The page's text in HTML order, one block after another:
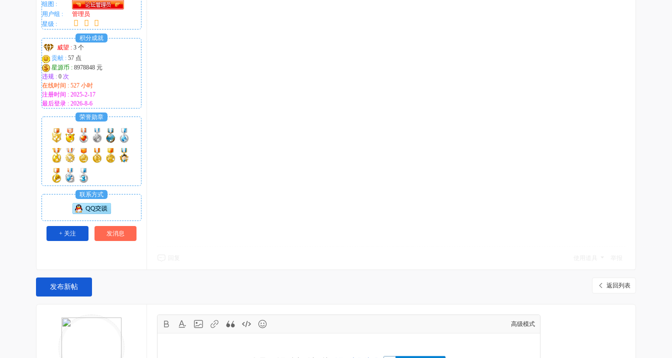
组图 :
用户组 :
管理员
星级 :
积分成就
威望 : 3 个
贡献 : 57 点
星源币 : 8978848 元
违规 : 0 次
在线时间 : 527 小时
注册时间 : 2025-2-17
最后登录 : 2026-8-6
荣誉勋章
联系方式
+ 关注 发消息
返回列表
发布新帖
高级模式